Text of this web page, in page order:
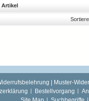
Artikel
| Muster-
Bestellvorgang